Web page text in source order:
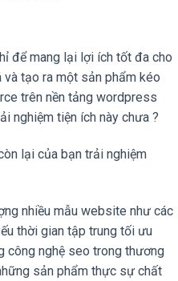
để mang lại lợi ích tốt đa cho
và tạo ra một sản phẩm kéo
trên nền tảng wordpress
nghiệm tiện ích này chưa ?
lại của bạn trải nghiệm
nhiều mẫu website như các
thời gian tập trung tối ưu
công nghệ seo trong thương
sản phẩm thực sự chất